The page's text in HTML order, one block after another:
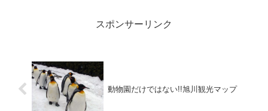
スポンサーリンク
動物園だけではない!!旭川観光マップ